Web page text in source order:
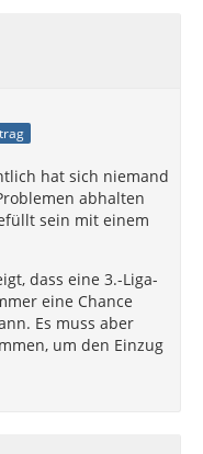
hat sich niemand
abhalten
sein mit einem
dass eine 3.-Liga-
eine Chance
Es muss aber
um den Einzug